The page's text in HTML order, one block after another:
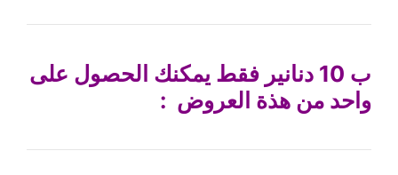
ب 10 دنانير فقط يمكنك الحصول على
واحد من هذة العروض :